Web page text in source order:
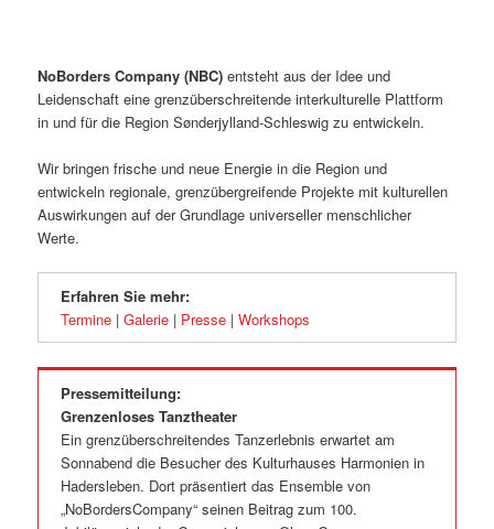
NoBorders Company (NBC) entsteht aus der Idee und
Leidenschaft eine grenzüberschreitende interkulturelle Plattform
in und für die Region Sønderjylland-Schleswig zu entwickeln.
Wir bringen frische und neue Energie in die Region und
entwickeln regionale, grenzübergreifende Projekte mit kulturellen
Auswirkungen auf der Grundlage universeller menschlicher
Werte.
Erfahren Sie mehr:
Termine |Galerie | Presse |Workshops
Pressemitteilung:
Grenzenloses Tanztheater
Ein grenzüberschreitendes Tanzerlebnis erwartet am
Sonnabend die Besucher des Kulturhauses Harmonien in
Hadersleben. Dort präsentiert das Ensemble von
„NoBordersCompany“ seinen Beitrag zum 100.